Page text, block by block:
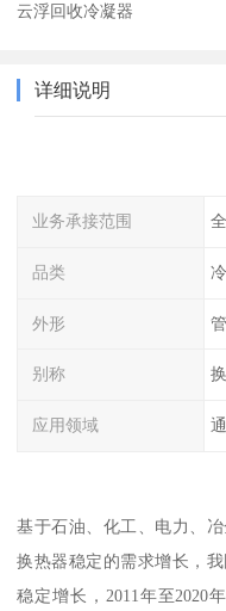
云浮回收冷凝器
详细说明
业务承接范围
品类
外形
别称
应用领域
基于石油、化工、电力、
换热器稳定的需求增长，
稳定增长，2011年至2020